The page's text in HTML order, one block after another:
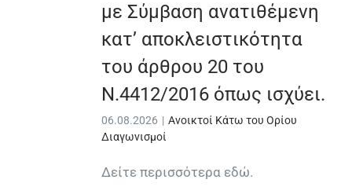
με Σύμβαση ανατιθέμενη
κατ’ αποκλειστικότητα
του άρθρου 20 του
Ν.4412/2016 όπως ισχύει.
06.08.2026 | Ανοικτοί Κάτω του Ορίου
Διαγωνισμοί
Δείτε περισσότερα εδώ.